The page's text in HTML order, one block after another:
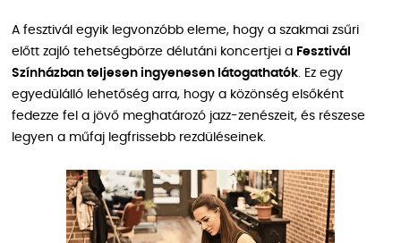
A fesztivál egyik legvonzóbb eleme, hogy a szakmai zsűri
előtt zajló tehetségbörze délutáni koncertjei a Fesztivál
Színházban teljesen ingyenesen látogathatók. Ez egy
egyedülálló lehetőség arra, hogy a közönség elsőként
fedezze fel a jövő meghatározó jazz-zenészeit, és részese
legyen a műfaj legfrissebb rezdüléseinek.